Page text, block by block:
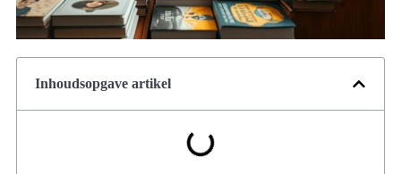
Inhoudsopgave artikel